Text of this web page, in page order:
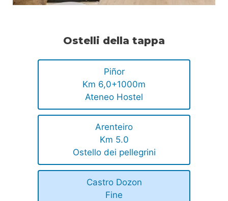
Ostelli della tappa
Piñor
Km 6,0+1000m
Ateneo Hostel
Arenteiro
Km 5.0
Ostello dei pellegrini
Castro Dozon
Fine